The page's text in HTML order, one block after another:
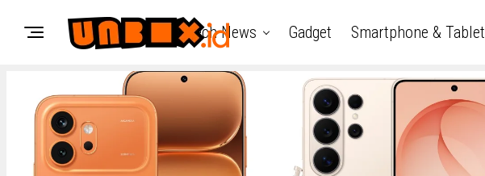
Tech News Gadget Smartphone & Tablet